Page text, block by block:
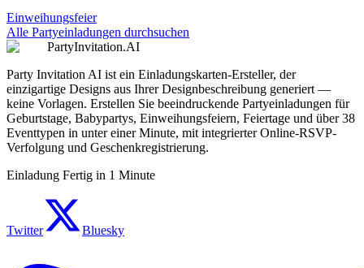
Einweihungsfeier
Alle Partyeinladungen durchsuchen
PartyInvitation.AI
Party Invitation AI ist ein Einladungskarten-Ersteller, der
einzigartige Designs aus Ihrer Designbeschreibung generiert —
keine Vorlagen. Erstellen Sie beeindruckende Partyeinladungen für
Geburtstage, Babypartys, Einweihungsfeiern, Feiertage und über 38
Eventtypen in unter einer Minute, mit integrierter Online-RSVP-
Verfolgung und Geschenkregistrierung.
Einladung Fertig in 1 Minute
Twitter Bluesky